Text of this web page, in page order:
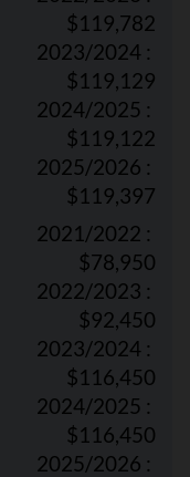
$119,782
2023/2024 :
$119,129
2024/2025 :
$119,122
2025/2026 :
$119,397
2021/2022 :
$78,950
2022/2023 :
$92,450
2023/2024 :
$116,450
2024/2025 :
$116,450
2025/2026 :